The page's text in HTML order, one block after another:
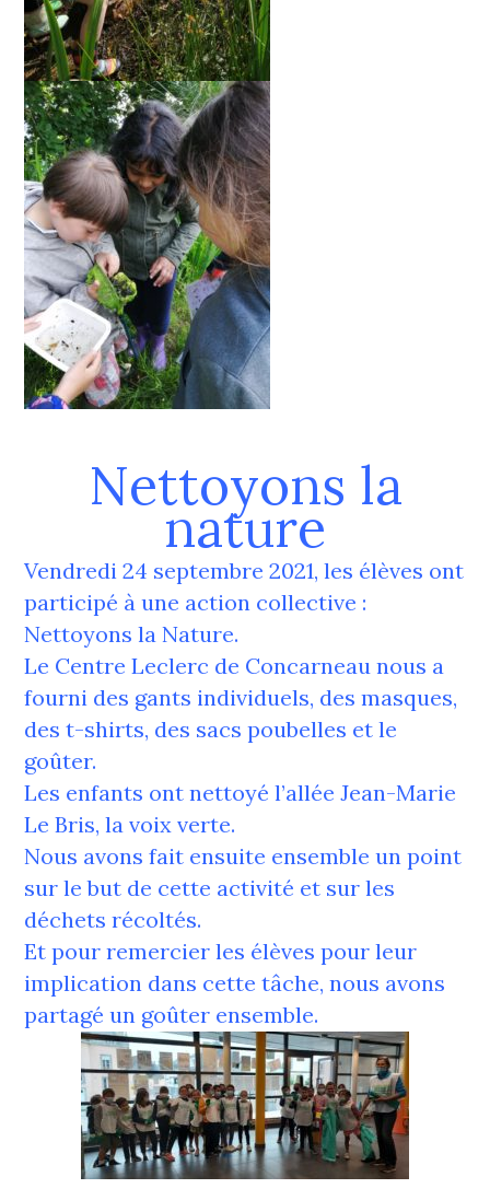
Nettoyons la
nature
Vendredi 24 septembre 2021, les élèves ont
participé à une action collective :
Nettoyons la Nature.
Le Centre Leclerc de Concarneau nous a
fourni des gants individuels, des masques,
des t-shirts, des sacs poubelles et le
goûter.
Les enfants ont nettoyé l’allée Jean-Marie
Le Bris, la voix verte.
Nous avons fait ensuite ensemble un point
sur le but de cette activité et sur les
déchets récoltés.
Et pour remercier les élèves pour leur
implication dans cette tâche, nous avons
partagé un goûter ensemble.